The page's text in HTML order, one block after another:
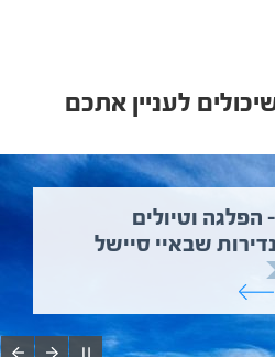
לעניין אתכם
הפלגה וטיולים
שבאיי סיישל